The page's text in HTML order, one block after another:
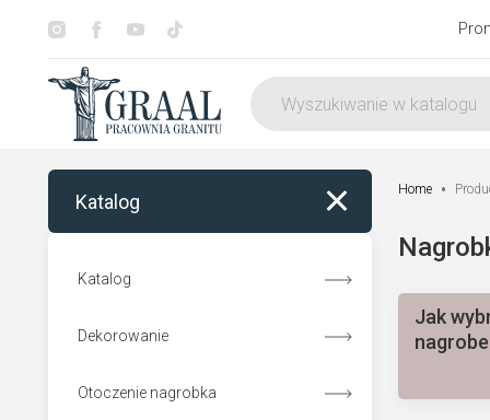
Katalog
Katalog
Dekorowanie
Otoczenie nagrobka
Home
Jak